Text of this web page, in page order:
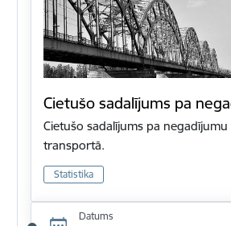
Cietušo sadalījums pa
Cietušo sadalījums pa negadījumu
transportā.
Statistika
Datums